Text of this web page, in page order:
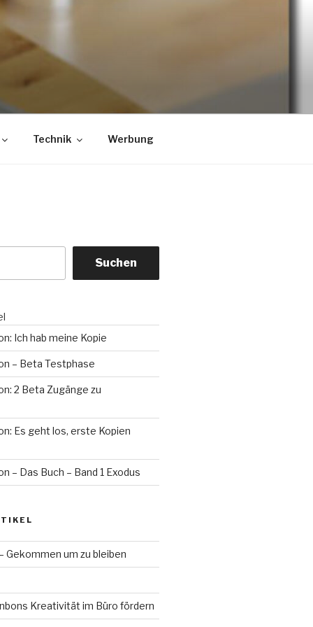
Technik Werbung
Suchen
Ich hab meine Kopie
– Beta Testphase
2 Beta Zugänge zu
Es geht los, erste Kopien
– Das Buch – Band 1 Exodus
Gekommen um zu bleiben
Kreativität im Büro fördern